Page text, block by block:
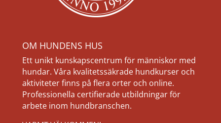
OM HUNDENS HUS
Ett unikt kunskapscentrum för människor med
hundar. Våra kvalitetssäkrade hundkurser och
aktiviteter finns på flera orter och online.
Professionella certifierade utbildningar för
arbete inom hundbranschen.